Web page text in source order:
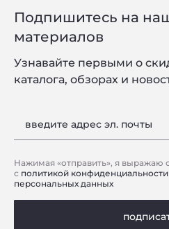
Подпишитесь на
материалов
Узнавайте первыми о
каталога, обзорах и
введите адрес эл. почты
Нажимая «отправить», я выражаю
с политикой конфиденциальности
персональных данных